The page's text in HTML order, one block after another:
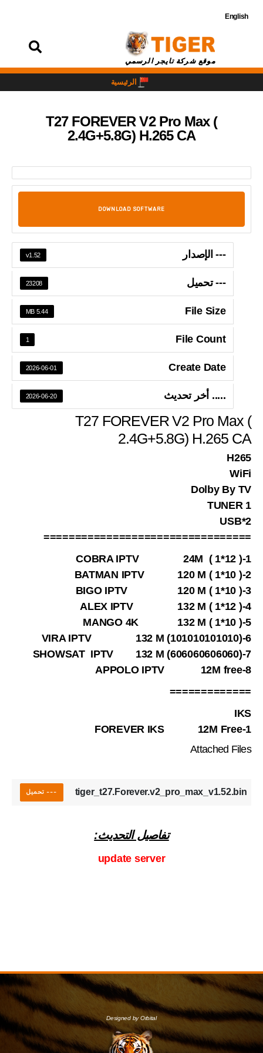
English
موقع شركة تايجر الرسمي
الرئيسية
T27 FOREVER V2 Pro Max (
2.4G+5.8G) H.265 CA
DOWNLOAD SOFTWARE
--- الإصدار v1.52
--- تحميل 23208
File Size
5.44 MB
File Count
1
Create Date
2026-06-01
..... أخر تحديث 2026-06-20
T27 FOREVER V2 Pro Max (
2.4G+5.8G) H.265 CA
H265
WiFi
Dolby By TV
1 TUNER
2*USB
=================================
1-COBRA IPTV 24M ( 1*12 )
2-BATMAN IPTV 120 M ( 1*10 )
3-BIGO IPTV 120 M ( 1*10 )
4-ALEX IPTV 132 M ( 1*12 )
5-MANGO 4K 132 M ( 1*10 )
6-VIRA IPTV 132 M (101010101010)
7-SHOWSAT IPTV 132 M (606060606060)
8-APPOLO IPTV 12M free
=============
IKS
1-FOREVER IKS 12M Free
Attached Files
tiger_t27.Forever.v2_pro_max_v1.52.bin --- تحميل
تفاصيل التحديث:
update server
Designed by Orbital